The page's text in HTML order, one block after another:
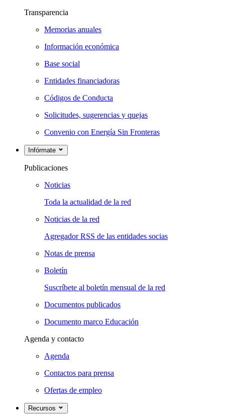
Transparencia
Memorias anuales
Información económica
Base social
Entidades financiadoras
Códigos de Conducta
Solicitudes, sugerencias y quejas
Convenio con Energía Sin Fronteras
Infórmate
Publicaciones
Noticias
Toda la actualidad de la red
Noticias de la red
Agregador RSS de las entidades socias
Notas de prensa
Boletín
Suscríbete al boletín mensual de la red
Documentos publicados
Documento marco Educación
Agenda y contacto
Agenda
Contactos para prensa
Ofertas de empleo
Recursos